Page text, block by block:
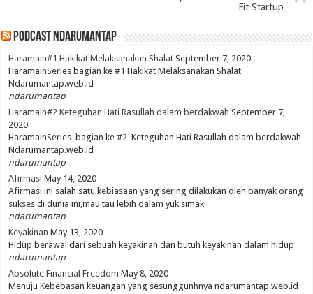
Fit Startup
PodCast NdaruMantap
Haramain#1 Hakikat Melaksanakan Shalat September 7, 2020
HaramainSeries bagian ke #1 Hakikat Melaksanakan Shalat
Ndarumantap.web.id
ndarumantap
Haramain#2 Keteguhan Hati Rasullah dalam berdakwah September 7,
2020
HaramainSeries bagian ke #2 Keteguhan Hati Rasullah dalam berdakwah
Ndarumantap.web.id
ndarumantap
Afirmasi May 14, 2020
Afirmasi ini salah satu kebiasaan yang sering dilakukan oleh banyak orang
sukses di dunia ini,mau tau lebih dalam yuk simak
ndarumantap
Keyakinan May 13, 2020
Hidup berawal dari sebuah keyakinan dan butuh keyakinan dalam hidup
ndarumantap
Absolute Financial Freedom May 8, 2020
Menuju Kebebasan keuangan yang sesunggunhnya ndarumantap.web.id